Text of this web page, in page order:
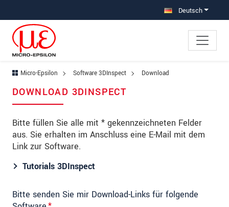
Deutsch
Micro-Epsilon Software 3DInspect Download
DOWNLOAD 3DINSPECT
Bitte füllen Sie alle mit * gekennzeichneten Felder
aus. Sie erhalten im Anschluss eine E-Mail mit dem
Link zur Software.
Tutorials 3DInspect
Bitte senden Sie mir Download-Links für folgende